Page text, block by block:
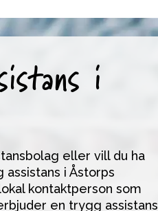
i
eller vill du ha
assistans i Åstorps
kontaktperson som
en trygg assistans